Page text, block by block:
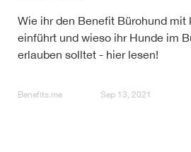
Wie ihr den Benefit Bürohund mit
einführt und wieso ihr Hunde im
erlauben solltet - hier lesen!
Benefits.me Sep 13, 2021